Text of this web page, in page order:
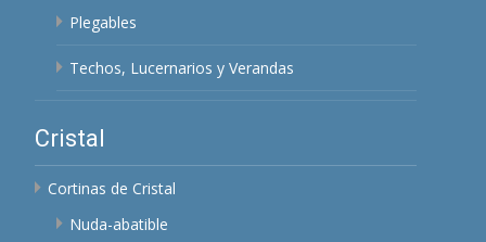
Plegables
Techos, Lucernarios y Verandas
Cristal
Cortinas de Cristal
Nuda-abatible